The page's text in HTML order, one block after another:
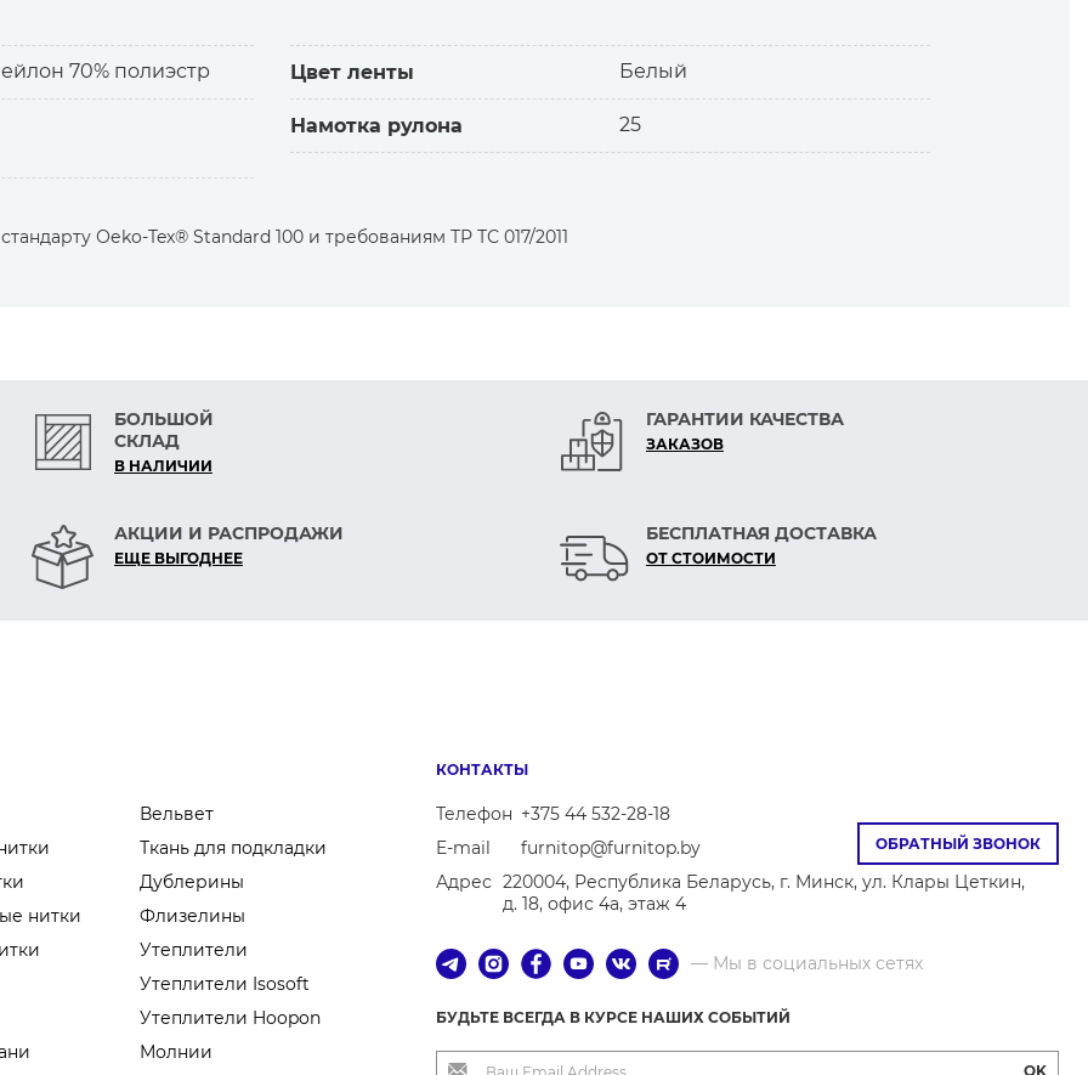
белью, чехлам,
При необходимости можно сделать застёжку теснее или свободнее. Это особенно
70% полиэстр Цвет ленты Белый
Намотка рулона 25
Оеko-Tex® Standard 100 и требованиям ТР ТС 017/2011
БОЛЬШОЙ
СКЛАД
В НАЛИЧИИ
ГАРАНТИИ КАЧЕСТВА
ЗАКАЗОВ
АКЦИИ И РАСПРОДАЖИ
ЕЩЕ ВЫГОДНЕЕ
БЕСПЛАТНАЯ ДОСТАВКА
ОТ СТОИМОСТИ
нитки
Вельвет
Ткань для подкладки
Дублерины
Флизелины
Утеплители
Утеплители Isosoft
Утеплители Hoopon
Молнии
ОБРАТНЫЙ ЗВОНОК
КОНТАКТЫ
Телефон +375 44 532-28-18
E-mail
furnitop@furnitop.by
Адрес 220004, Республика Беларусь, г. Минск, ул. Клары Цеткин,
д. 18, офис 4а, этаж 4
— Мы в социальных сетях
БУДЬТЕ ВСЕГДА В КУРСЕ НАШИХ СОБЫТИЙ
OK